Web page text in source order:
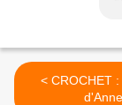
< CROCHET : le châle
d'Anne